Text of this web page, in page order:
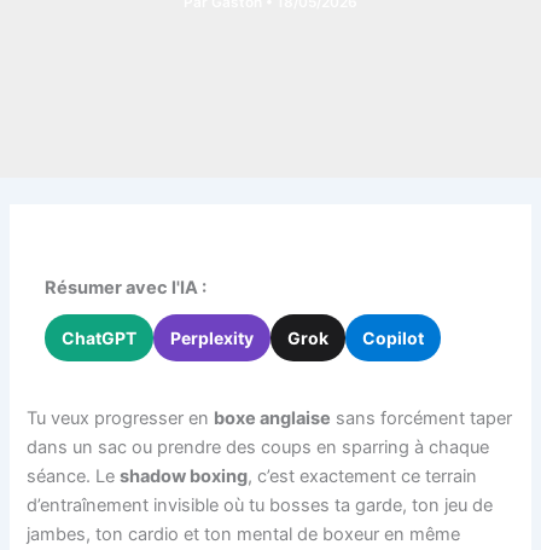
Résumer avec l'IA :
ChatGPT Perplexity Grok Copilot
Tu veux progresser en boxe anglaise sans forcément taper
dans un sac ou prendre des coups en sparring à chaque
séance. Leshadow boxing, c’est exactement ce terrain
d’entraînement invisible où tu bosses ta garde, ton jeu de
jambes, ton cardio et ton mental de boxeur en même